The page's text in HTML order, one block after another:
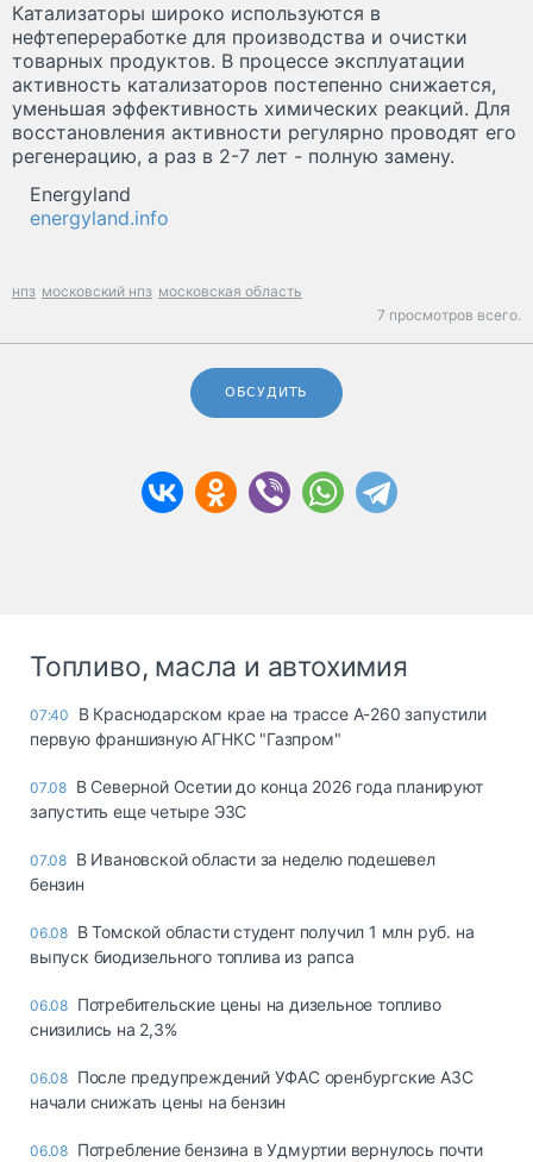
Катализаторы широко используются в
нефтепереработке для производства и очистки
товарных продуктов. В процессе эксплуатации
активность катализаторов постепенно снижается,
уменьшая эффективность химических реакций. Для
восстановления активности регулярно проводят его
регенерацию, а раз в 2-7 лет - полную замену.
Energyland
energyland.info
нпз московский нпз московская область
7 просмотров всего.
ОБСУДИТЬ
Топливо, масла и автохимия
07:40
В Краснодарском крае на трассе А-260 запустили
первую франшизную АГНКС "Газпром"
07.08 В Северной Осетии до конца 2026 года планируют
запустить еще четыре ЭЗС
07.08 В Ивановской области за неделю подешевел
бензин
06.08 В Томской области студент получил 1 млн руб. на
выпуск биодизельного топлива из рапса
06.08 Потребительские цены на дизельное топливо
снизились на 2,3%
06.08 После предупреждений УФАС оренбургские АЗС
начали снижать цены на бензин
06.08 Потребление бензина в Удмуртии вернулось почти